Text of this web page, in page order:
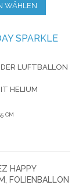
WÄHLEN
SPARKLE
LUFTBALLON A
HELIUM
CM
HAPPY
FOLIENBALLON